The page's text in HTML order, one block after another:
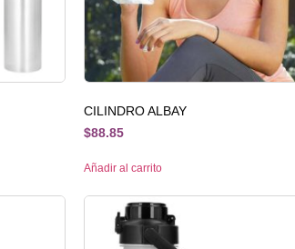
CILINDRO ALBAY
$88.85
Añadir al carrito